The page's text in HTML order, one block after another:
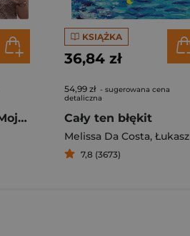
Pierogi z kimchi. Moje ulubione azjatyckie przepisy - książka z autografem
KSIĄŻKA
36,84 zł
54,99 zł - sugerowana cena
detaliczna
Cały ten błękit
Melissa Da Costa, Łukasz Müller
7,8 (3673)